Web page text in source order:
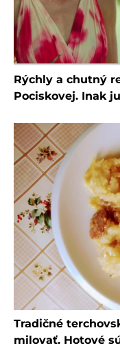
Rýchly a chutný
Pociskovej. Inak
Tradičné
milovať. Hotové